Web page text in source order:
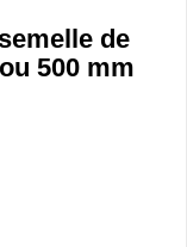
de
500 mm